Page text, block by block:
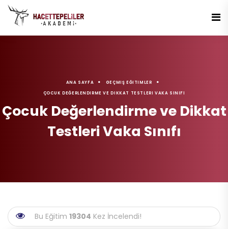
ANA SAYFA
GEÇMIŞ EĞITIMLER
ÇOCUK DEĞERLENDIRME VE DIKKAT TESTLERI VAKA SINIFI
Çocuk Değerlendirme ve Dikkat
Testleri Vaka Sınıfı
Bu Eğitim 19304 Kez İncelendi!